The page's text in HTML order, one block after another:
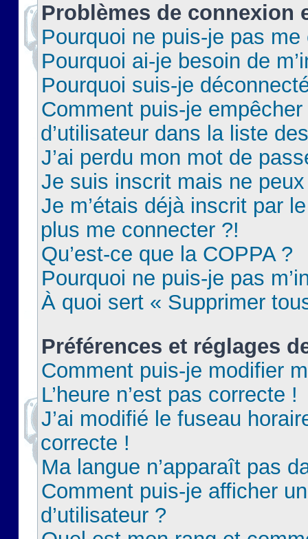
Problèmes de connexion
Pourquoi ne puis-je pas
Pourquoi ai-je besoin de
Pourquoi suis-je
Comment puis-je
d’utilisateur dans la liste
J’ai perdu mon mot de
Je suis inscrit mais ne
Je m’étais déjà inscrit par
plus me connecter ?!
Qu’est-ce que la COPPA ?
Pourquoi ne puis-je pas
À quoi sert « Supprimer
Préférences et réglages
Comment puis-je modifier
L’heure n’est pas correcte !
J’ai modifié le fuseau
correcte !
Ma langue n’apparaît pas
Comment puis-je afficher
d’utilisateur ?